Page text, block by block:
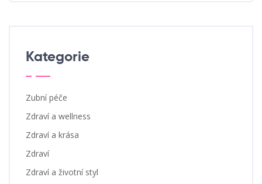
Kategorie
Zubní péče
Zdraví a wellness
Zdraví a krása
Zdraví
Zdraví a životní styl